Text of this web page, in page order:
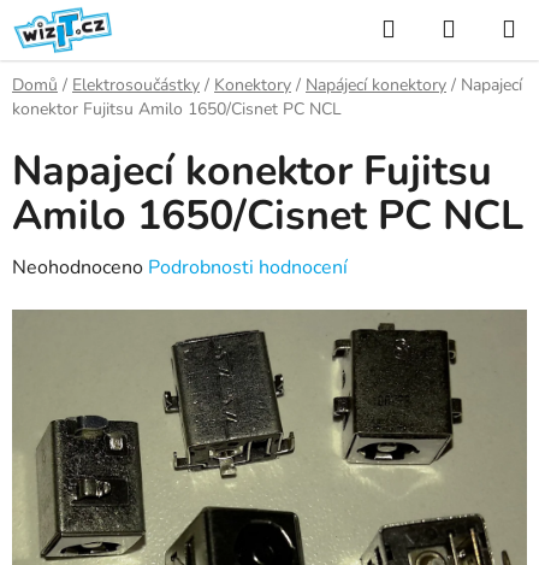
Přejít
na
obsah
Hledat
KOŠÍK
Domů / Elektrosoučástky / Konektory / Napájecí konektory / Napajecí
konektor Fujitsu Amilo 1650/Cisnet PC NCL
Napajecí konektor Fujitsu
Amilo 1650/Cisnet PC NCL
Průměrné
hvězdiček.
Neohodnoceno Podrobnosti hodnocení